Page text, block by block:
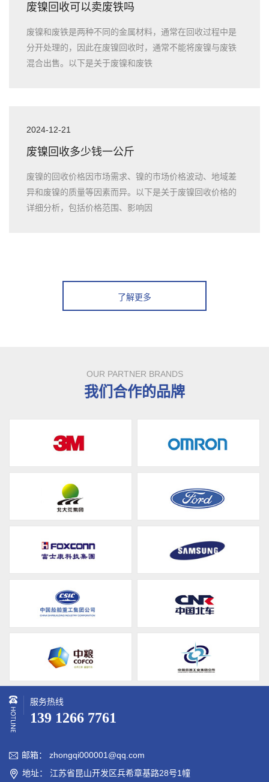
废镍回收可以卖废铁吗
废镍和废铁是两种不同的金属材料，通常在回收过程中是
分开处理的，因此在废镍回收时，通常不能将废镍与废铁
混合出售。以下是关于废镍和废铁
2024-12-21
废镍回收多少钱一公斤
废镍的回收价格因市场需求、镍的市场价格波动、地域差
异和废镍的质量等因素而异。以下是关于废镍回收价格的
详细分析，包括价格范围、影响因
了解更多
OUR PARTNER BRANDS
我们合作的品牌
服务热线
139 1266 7761
 邮箱： zhongqi000001@qq.com
 地址： 江苏省昆山开发区兵希章基路28号1幢